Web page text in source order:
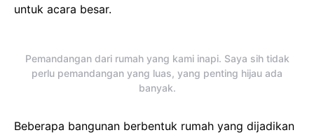
untuk acara besar.
Pemandangan dari rumah yang kami inapi. Saya sih tidak
perlu pemandangan yang luas, yang penting hijau ada
banyak.
Beberapa bangunan berbentuk rumah yang dijadikan